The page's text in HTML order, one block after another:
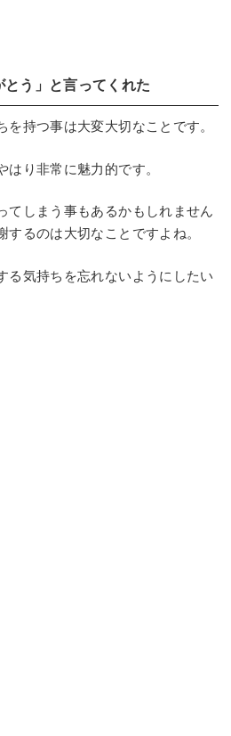
う」と言ってくれた
を持つ事は大変大切なことです。
り非常に魅力的です。
てしまう事もあるかもしれません
するのは大切なことですよね。
る気持ちを忘れないようにしたい